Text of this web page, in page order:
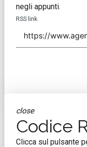
negli appunti.
RSS link
close
Codice
Clicca sul pulsante